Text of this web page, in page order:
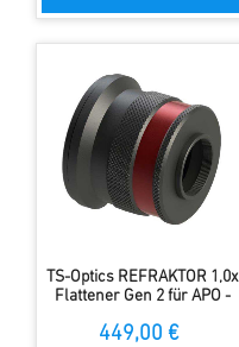
TS-Optics REFRAKTOR 1,0x
Flattener Gen 2 für APO -
Anschluss
449,00 €